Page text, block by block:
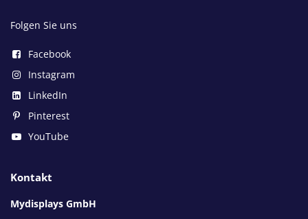
Folgen Sie uns
Facebook
Instagram
LinkedIn
Pinterest
YouTube
Kontakt
Mydisplays GmbH